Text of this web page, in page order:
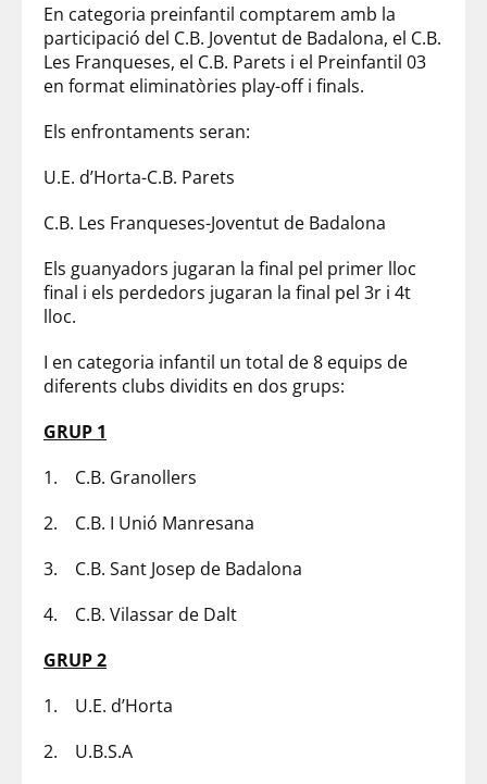
En categoria preinfantil comptarem amb la
participació del C.B. Joventut de Badalona, el C.B.
Les Franqueses, el C.B. Parets i el Preinfantil 03
en format eliminatòries play-off i finals.
Els enfrontaments seran:
U.E. d’Horta-C.B. Parets
C.B. Les Franqueses-Joventut de Badalona
Els guanyadors jugaran la final pel primer lloc
final i els perdedors jugaran la final pel 3r i 4t
lloc.
I en categoria infantil un total de 8 equips de
diferents clubs dividits en dos grups:
GRUP 1
1. C.B. Granollers
2. C.B. I Unió Manresana
3. C.B. Sant Josep de Badalona
4. C.B. Vilassar de Dalt
GRUP 2
1. U.E. d’Horta
2. U.B.S.A